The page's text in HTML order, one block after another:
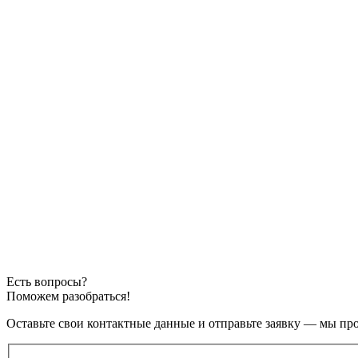
Есть вопросы?
Поможем разобраться!
Оставьте свои контактные данные и отправьте заявку — мы